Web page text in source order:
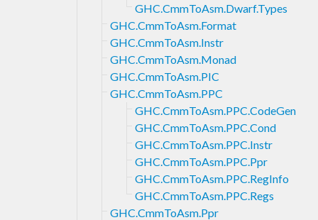
GHC.CmmToAsm.Dwarf.Types
GHC.CmmToAsm.Format
GHC.CmmToAsm.Instr
GHC.CmmToAsm.Monad
GHC.CmmToAsm.PIC
GHC.CmmToAsm.PPC
GHC.CmmToAsm.PPC.CodeGen
GHC.CmmToAsm.PPC.Cond
GHC.CmmToAsm.PPC.Instr
GHC.CmmToAsm.PPC.Ppr
GHC.CmmToAsm.PPC.RegInfo
GHC.CmmToAsm.PPC.Regs
GHC.CmmToAsm.Ppr